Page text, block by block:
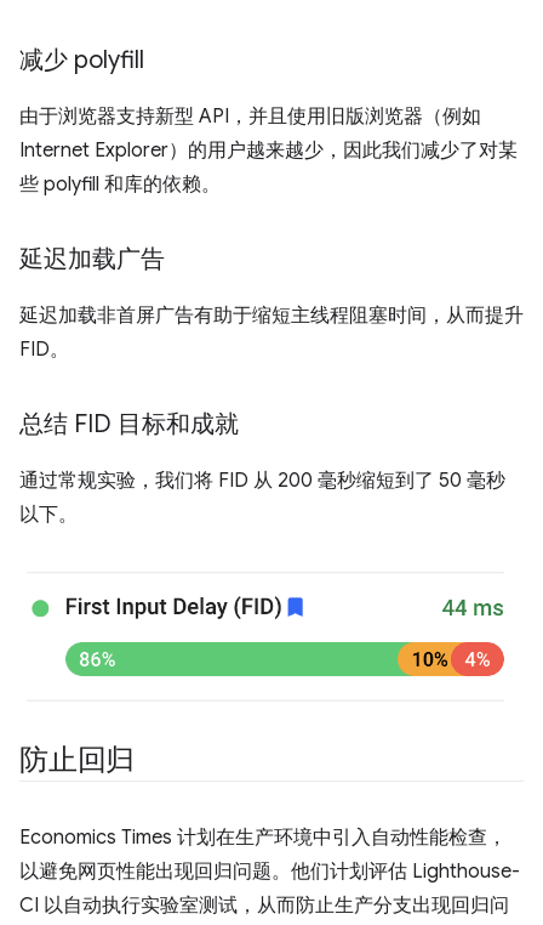
减少 polyfill
由于浏览器支持新型 API，并且使用旧版浏览器（例如
Internet Explorer）的用户越来越少，因此我们减少了对某
些 polyfill 和库的依赖。
延迟加载广告
延迟加载非首屏广告有助于缩短主线程阻塞时间，从而提升
FID。
总结 FID 目标和成就
通过常规实验，我们将 FID 从 200 毫秒缩短到了 50 毫秒
以下。
防止回归
Economics Times 计划在生产环境中引入自动性能检查，
以避免网页性能出现回归问题。他们计划评估 Lighthouse-
CI 以自动执行实验室测试，从而防止生产分支出现回归问